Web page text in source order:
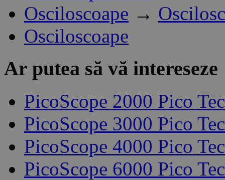
Osciloscoape →
Osciloscoape
Ar putea să vă intereseze
PicoScope 2000 Pico
PicoScope 3000 Pico
PicoScope 4000 Pico
PicoScope 6000 Pico